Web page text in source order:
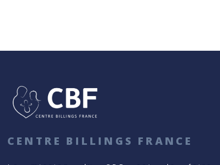
CENTRE BILLINGS FRANCE